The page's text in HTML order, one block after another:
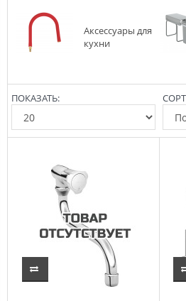
Аксессуары для
кухни
ПОКАЗАТЬ: